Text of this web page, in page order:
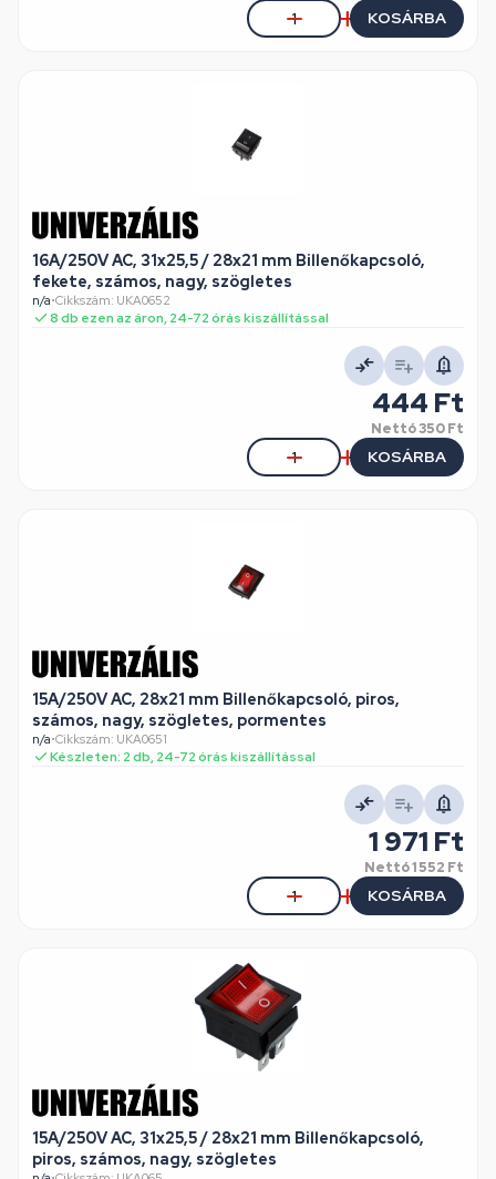
KOSÁRBA
16A/250V AC, 31x25,5 / 28x21 mm Billenőkapcsoló,
fekete, számos, nagy, szögletes
n/a•Cikkszám: UKA0652
8 db ezen az áron, 24-72 órás kiszállítással
444 Ft
Nettó350 Ft
KOSÁRBA
15A/250V AC, 28x21 mm Billenőkapcsoló, piros,
számos, nagy, szögletes, pormentes
n/a•Cikkszám: UKA0651
Készleten: 2 db, 24-72 órás kiszállítással
1 971 Ft
Nettó1 552 Ft
KOSÁRBA
15A/250V AC, 31x25,5 / 28x21 mm Billenőkapcsoló,
piros, számos, nagy, szögletes